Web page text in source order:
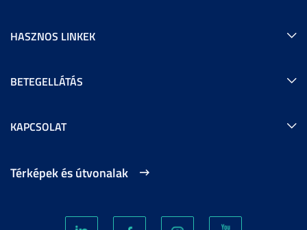
HASZNOS LINKEK
BETEGELLÁTÁS
KAPCSOLAT
Térképek és útvonalak